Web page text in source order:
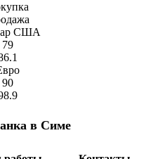
США
79
90
в Симе